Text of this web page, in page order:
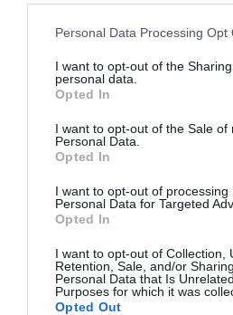
Personal Data Processing Opt
I want to opt-out of the
personal data.
Opted In
I want to opt-out of the Sale of
Personal Data.
Opted In
I want to opt-out of processing
Personal Data for Targeted
Opted In
I want to opt-out of Collection,
Retention, Sale, and/or
Personal Data that Is
Purposes for which it was
Opted Out
Enkel tomtetårta av mjuk
Med Kungsörnens färdiga bakmix
lingon. Det enda du behöver tillsätta